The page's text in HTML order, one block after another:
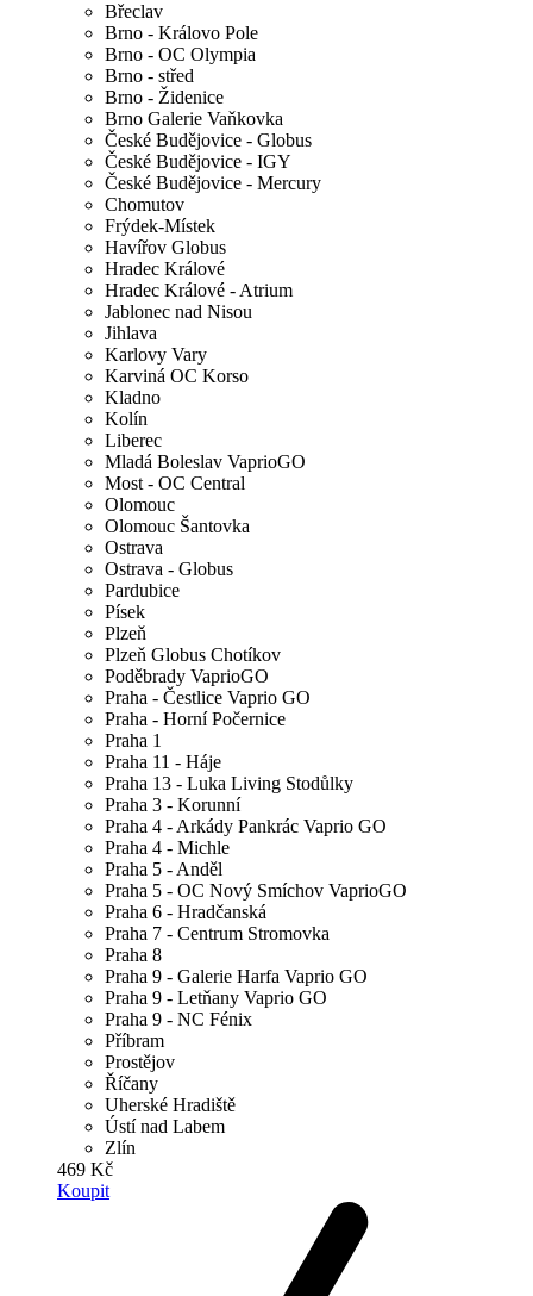
Břeclav
Brno - Královo Pole
Brno - OC Olympia
Brno - střed
Brno - Židenice
Brno Galerie Vaňkovka
České Budějovice - Globus
České Budějovice - IGY
České Budějovice - Mercury
Chomutov
Frýdek-Místek
Havířov Globus
Hradec Králové
Hradec Králové - Atrium
Jablonec nad Nisou
Jihlava
Karlovy Vary
Karviná OC Korso
Kladno
Kolín
Liberec
Mladá Boleslav VaprioGO
Most - OC Central
Olomouc
Olomouc Šantovka
Ostrava
Ostrava - Globus
Pardubice
Písek
Plzeň
Plzeň Globus Chotíkov
Poděbrady VaprioGO
Praha - Čestlice Vaprio GO
Praha - Horní Počernice
Praha 1
Praha 11 - Háje
Praha 13 - Luka Living Stodůlky
Praha 3 - Korunní
Praha 4 - Arkády Pankrác Vaprio GO
Praha 4 - Michle
Praha 5 - Anděl
Praha 5 - OC Nový Smíchov VaprioGO
Praha 6 - Hradčanská
Praha 7 - Centrum Stromovka
Praha 8
Praha 9 - Galerie Harfa Vaprio GO
Praha 9 - Letňany Vaprio GO
Praha 9 - NC Fénix
Příbram
Prostějov
Říčany
Uherské Hradiště
Ústí nad Labem
Zlín
469 Kč
Koupit